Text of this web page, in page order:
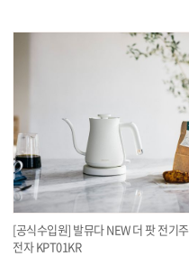
[공식수입원] 발뮤다 NEW 더 팟 전기주
전자 KPT01KR